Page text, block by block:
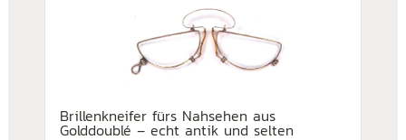
Brillenkneifer fürs Nahsehen aus
Golddoublé – echt antik und selten